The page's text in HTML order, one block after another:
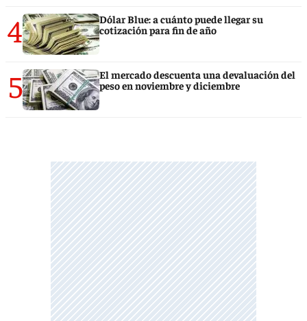
4
Dólar Blue: a cuánto puede llegar su
cotización para fin de año
5
El mercado descuenta una devaluación del
peso en noviembre y diciembre